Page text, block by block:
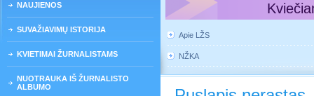
NAUJIENOS
SUVAŽIAVIMŲ ISTORIJA
KVIETIMAI ŽURNALISTAMS
NUOTRAUKA IŠ ŽURNALISTO
ALBUMO
Apie LŽS
NŽKA